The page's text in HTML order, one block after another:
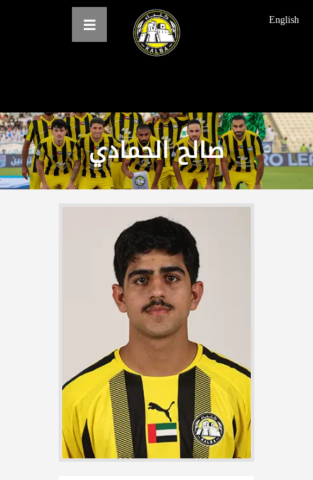
English
صالح الحمادي
الرئيسية
عن النادي
فرق النادي
الاخبار
حجز التذاكر